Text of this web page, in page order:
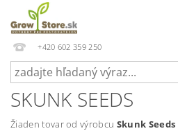
+420 602 359 250
SKUNK SEEDS
Žiaden tovar od výrobcu Skunk Seeds